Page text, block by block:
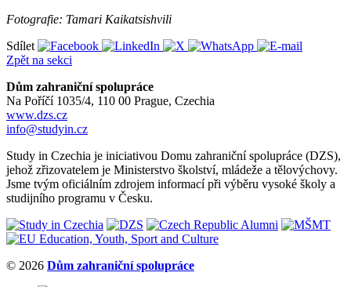
Fotografie: Tamari Kaikatsishvili
Sdílet
Zpět na sekci
Dům zahraniční spolupráce
Na Poříčí 1035/4, 110 00 Prague, Czechia
www.dzs.cz
info@studyin.cz
Study in Czechia je iniciativou Domu zahraniční spolupráce (DZS),
jehož zřizovatelem je Ministerstvo školství, mládeže a tělovýchovy.
Jsme tvým oficiálním zdrojem informací při výběru vysoké školy a
studijního programu v Česku.
© 2026 Dům zahraniční spolupráce